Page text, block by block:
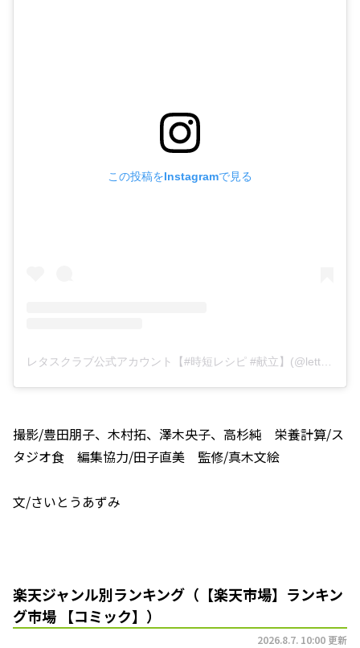
この投稿をInstagramで見る
撮影/豊田朋子、木村拓、澤木央子、高杉純 栄養計算/ス
タジオ食 編集協力/田子直美 監修/真木文絵
文/さいとうあずみ
楽天ジャンル別ランキング（【楽天市場】ランキン
グ市場 【コミック】）
2026.8.7. 10:00 更新